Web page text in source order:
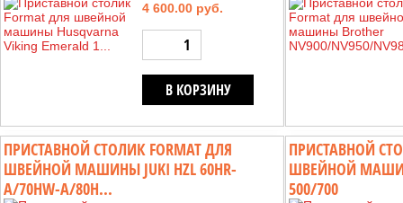
4 600.00 руб.
В КОРЗИНУ
ПРИСТАВНОЙ СТОЛИК FORMAT ДЛЯ
ШВЕЙНОЙ МАШИНЫ JUKI HZL 60HR-
A/70HW-A/80H...
ПРИСТАВНОЙ
ШВЕЙНОЙ
500/700